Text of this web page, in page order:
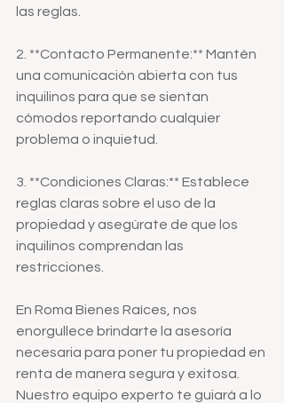
las reglas.
2. **Contacto Permanente:** Mantén
una comunicación abierta con tus
inquilinos para que se sientan
cómodos reportando cualquier
problema o inquietud.
3. **Condiciones Claras:** Establece
reglas claras sobre el uso de la
propiedad y asegúrate de que los
inquilinos comprendan las
restricciones.
En Roma Bienes Raíces, nos
enorgullece brindarte la asesoría
necesaria para poner tu propiedad en
renta de manera segura y exitosa.
Nuestro equipo experto te guiará a lo